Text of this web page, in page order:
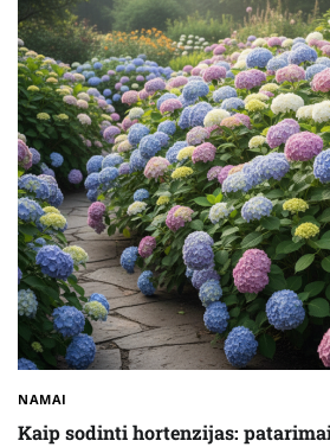
NAMAI
Kaip sodinti hortenzijas: